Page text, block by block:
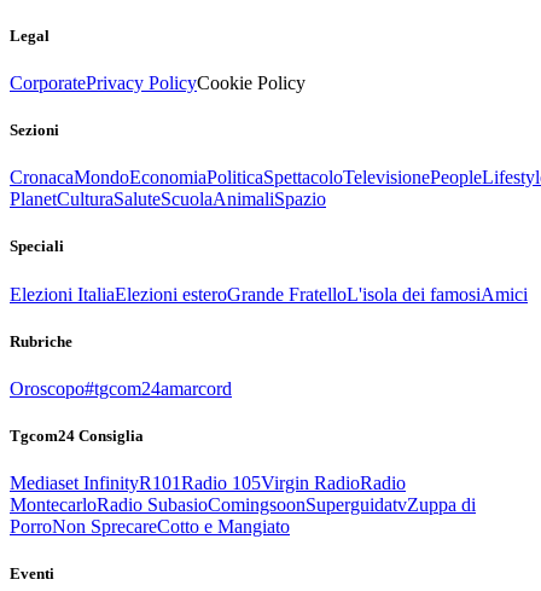
Legal
CorporatePrivacy PolicyCookie Policy
Sezioni
CronacaMondoEconomiaPoliticaSpettacoloTelevisionePeople
PlanetCulturaSaluteScuolaAnimaliSpazio
Speciali
Elezioni ItaliaElezioni esteroGrande FratelloL'isola dei famosiAmici
Rubriche
Oroscopo#tgcom24amarcord
Tgcom24 Consiglia
Mediaset InfinityR101Radio 105Virgin RadioRadio
MontecarloRadio SubasioComingsoonSuperguidatvZuppa di
PorroNon SprecareCotto e Mangiato
Eventi